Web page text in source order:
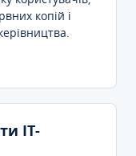
копій і
IT-